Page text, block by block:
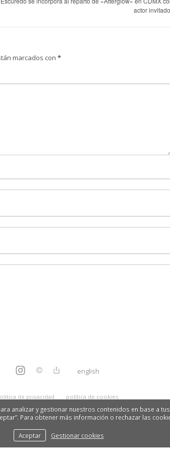
actor invitado
marcados con *
english
de privacidad política de cookies
analizar y gestionar nuestros contenidos en base a
Para obtener más información o rechazar las
Aceptar Gestionar cookies